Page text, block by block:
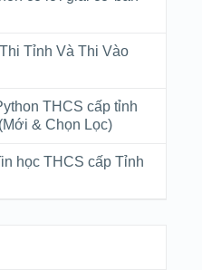
Tỉnh Và Thi Vào
THCS cấp tỉnh
& Chọn Lọc)
học THCS cấp Tỉnh